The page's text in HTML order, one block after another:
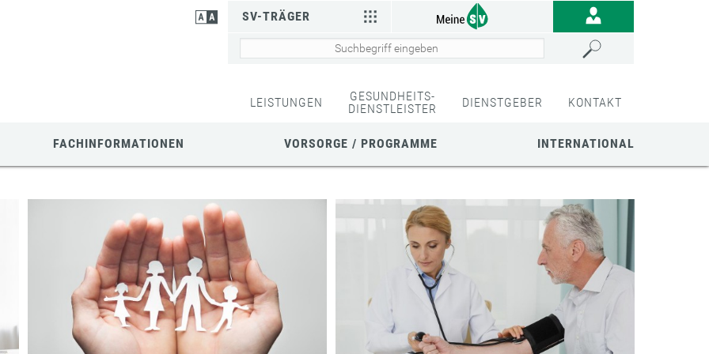
SV-TRÄGER
LEISTUNGEN
GESUNDHEITS-
DIENSTLEISTER
DIENSTGEBER KONTAKT
FACHINFORMATIONEN VORSORGE / PROGRAMME INTERNATIONAL